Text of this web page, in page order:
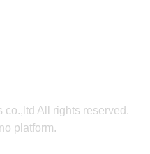
All rights reserved.
platform.